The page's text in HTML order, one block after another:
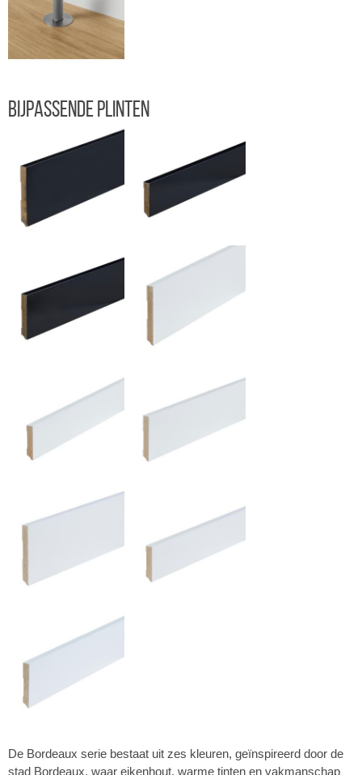
Bijpassende plinten
De Bordeaux serie bestaat uit zes kleuren, geïnspireerd door de
stad Bordeaux, waar eikenhout, warme tinten en vakmanschap